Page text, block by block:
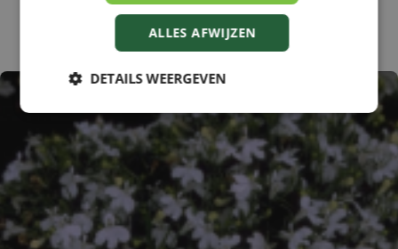
Tuinlobelia
Lobelia erinus 'Blue Moon'
ALLES AFWIJZEN
DETAILS WEERGEVEN